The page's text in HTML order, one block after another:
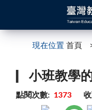
現在位置 首頁
小班教學
點閱次數: 1373